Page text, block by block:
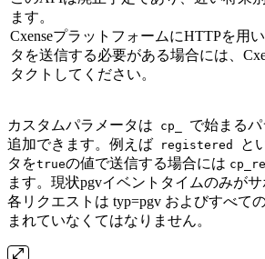
ます。
CxenseプラットフォームにHTTPを用
タを送信する必要がある場合には、
タクトしてください。
カスタムパラメータは cp_ で始まる
追加できます。例えば registered
と
タをtrueの値で送信する場合には
ます。現状pgvイベントタイムのみがサ
各リクエストは typ=pgv およびすべて
まれていなくてはなりません。